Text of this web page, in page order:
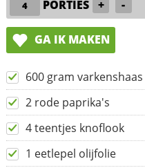
PORTIES + -
GA IK MAKEN
600 gram varkenshaas
2 rode paprika's
4 teentjes knoflook
1 eetlepel olijfolie